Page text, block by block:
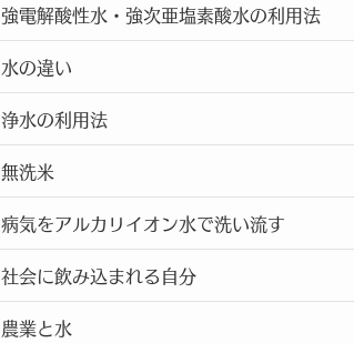
強電解酸性水・強次亜塩素酸水の利用法
水の違い
浄水の利用法
無洗米
病気をアルカリイオン水で洗い流す
社会に飲み込まれる自分
農業と水